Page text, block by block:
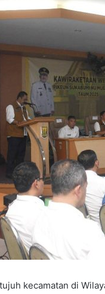
kecamatan di